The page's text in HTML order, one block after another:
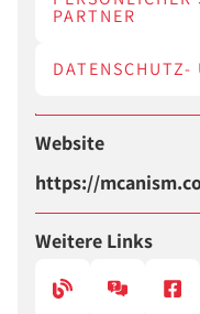
PARTNER
DATENSCHUTZ-
Website
https://
Weitere Links